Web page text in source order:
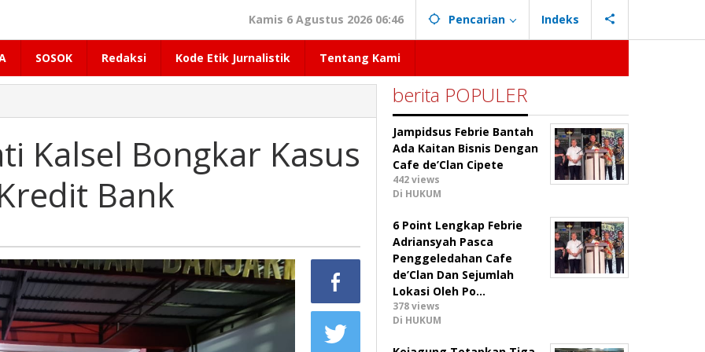
Kamis 6 Agustus 2026 06:46 Pencarian Indeks
SOSOK Redaksi Kode Etik Jurnalistik Tentang Kami
Kalsel Bongkar Kasus
Bank
berita POPULER
Jampidsus Febrie Bantah
Ada Kaitan Bisnis Dengan
Cafe de’Clan Cipete
442 views
Di HUKUM
6 Point Lengkap Febrie
Adriansyah Pasca
Penggeledahan Cafe
de’Clan Dan Sejumlah
Lokasi Oleh Po…
378 views
Di HUKUM